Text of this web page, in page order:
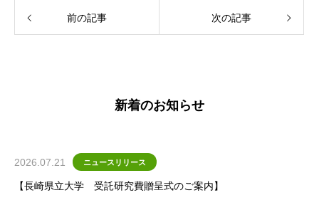
前の記事 次の記事
新着のお知らせ
2026.07.21 ニュースリリース
【長崎県立大学 受託研究費贈呈式のご案内】